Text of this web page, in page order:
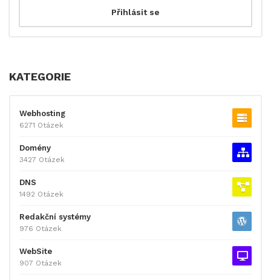
KATEGORIE
Webhosting
6271 Otázek
Domény
3427 Otázek
DNS
1492 Otázek
Redakční systémy
976 Otázek
WebSite
907 Otázek